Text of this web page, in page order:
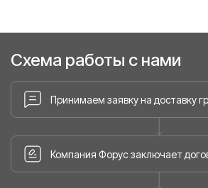
Схема работы с нами
Принимаем заявку на доставку
Компания Форус заключает